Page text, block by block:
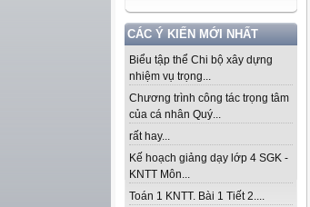
CÁC Ý KIẾN MỚI NHẤT
Biểu tập thể Chi bộ xây dựng
nhiệm vụ trọng...
Chương trình công tác trọng tâm
của cá nhân Quý...
rất hay...
Kế hoạch giảng dạy lớp 4 SGK -
KNTT Môn...
Toán 1 KNTT. Bài 1 Tiết 2....